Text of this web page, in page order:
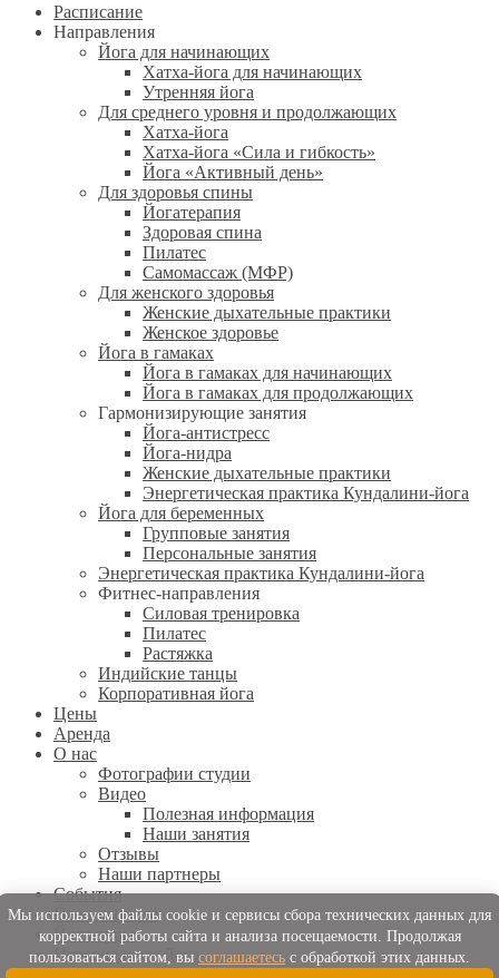
Расписание
Направления
Йога для начинающих
Хатха-йога для начинающих
Утренняя йога
Для среднего уровня и продолжающих
Хатха-йога
Хатха-йога «Сила и гибкость»
Йога «Активный день»
Для здоровья спины
Йогатерапия
Здоровая спина
Пилатес
Самомассаж (МФР)
Для женского здоровья
Женские дыхательные практики
Женское здоровье
Йога в гамаках
Йога в гамаках для начинающих
Йога в гамаках для продолжающих
Гармонизирующие занятия
Йога-антистресс
Йога-нидра
Женские дыхательные практики
Энергетическая практика Кундалини-йога
Йога для беременных
Групповые занятия
Персональные занятия
Энергетическая практика Кундалини-йога
Фитнес-направления
Силовая тренировка
Пилатес
Растяжка
Индийские танцы
Корпоративная йога
Цены
Аренда
О нас
Фотографии студии
Видео
Полезная информация
Наши занятия
Отзывы
Наши партнеры
События
Начинающим
Йога-туры
Персональная йога
Телесные практики
Мы используем файлы cookie и сервисы сбора технических данных для
корректной работы сайта и анализа посещаемости. Продолжая
пользоваться сайтом, вы соглашаетесь с обработкой этих данных.